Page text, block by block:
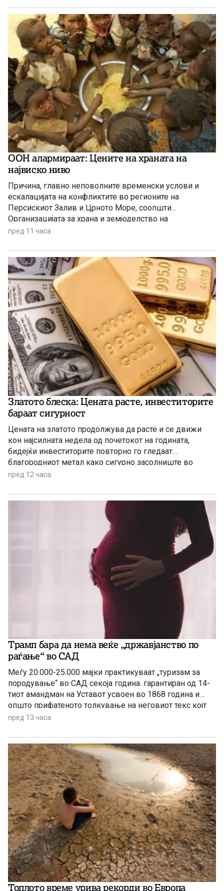
ООН алармираат: Цените на храната на
највиско ниво
Причина, главно неповолните временски услови и
ескалацијата на конфликтите во регионите на
Персискиот Залив и Црното Море, соопшти
Организацијата за храна и земјоделство на
Обединетите нации (ФАО).
пред 11 часа
Златото блеска: Цената расте, инвеститорите
бараат сигурност
Цената на златото продолжува да расте и се движи
кон најсилната недела од почетокот на годината,
бидејќи инвеститорите повторно го гледаат
благородниот метал како сигурно засолниште во
услови на глобална економска неизвесност.
пред 12 часа
Трамп бара да нема веќе „државјанство по
раѓање“ во САД
Меѓу 20.000-25.000 мајки практикуваат „туризам за
породување“ во САД секоја година. гарантиран од 14-
тиот амандман на Уставот усвоен во 1868 година и
општо прифатеното толкување на неговиот текс којт
гарантира државјанство на речиси секој роден во САД
пред 13 часа
Топлото време урива рекорди во Европа